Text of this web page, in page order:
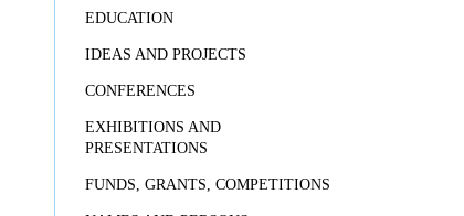
EDUCATION
IDEAS AND PROJECTS
CONFERENCES
EXHIBITIONS AND
PRESENTATIONS
FUNDS, GRANTS, COMPETITIONS